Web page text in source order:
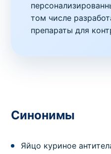
том числе
препараты для
Синонимы
Яйцо куриное